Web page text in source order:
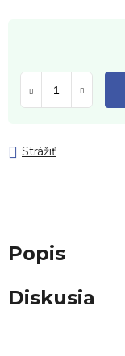
Strážiť
Popis
Diskusia